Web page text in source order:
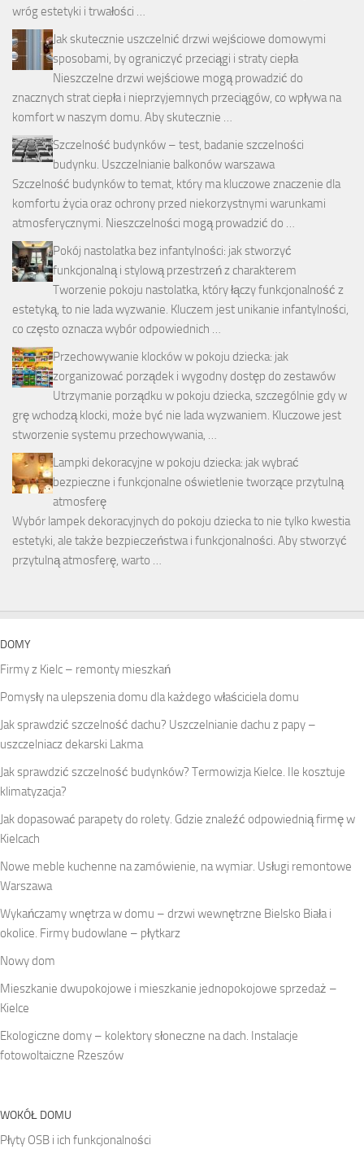
wróg estetyki i trwałości …
Jak skutecznie uszczelnić drzwi wejściowe domowymi
sposobami, by ograniczyć przeciągi i straty ciepła
Nieszczelne drzwi wejściowe mogą prowadzić do
znacznych strat ciepła i nieprzyjemnych przeciągów, co wpływa na
komfort w naszym domu. Aby skutecznie …
Szczelność budynków – test, badanie szczelności
budynku. Uszczelnianie balkonów warszawa
Szczelność budynków to temat, który ma kluczowe znaczenie dla
komfortu życia oraz ochrony przed niekorzystnymi warunkami
atmosferycznymi. Nieszczelności mogą prowadzić do …
Pokój nastolatka bez infantylności: jak stworzyć
funkcjonalną i stylową przestrzeń z charakterem
Tworzenie pokoju nastolatka, który łączy funkcjonalność z
estetyką, to nie lada wyzwanie. Kluczem jest unikanie infantylności,
co często oznacza wybór odpowiednich …
Przechowywanie klocków w pokoju dziecka: jak
zorganizować porządek i wygodny dostęp do zestawów
Utrzymanie porządku w pokoju dziecka, szczególnie gdy w
grę wchodzą klocki, może być nie lada wyzwaniem. Kluczowe jest
stworzenie systemu przechowywania, …
Lampki dekoracyjne w pokoju dziecka: jak wybrać
bezpieczne i funkcjonalne oświetlenie tworzące przytulną
atmosferę
Wybór lampek dekoracyjnych do pokoju dziecka to nie tylko kwestia
estetyki, ale także bezpieczeństwa i funkcjonalności. Aby stworzyć
przytulną atmosferę, warto …
DOMY
Firmy z Kielc – remonty mieszkań
Pomysły na ulepszenia domu dla każdego właściciela domu
Jak sprawdzić szczelność dachu? Uszczelnianie dachu z papy –
uszczelniacz dekarski Lakma
Jak sprawdzić szczelność budynków? Termowizja Kielce. Ile kosztuje
klimatyzacja?
Jak dopasować parapety do rolety. Gdzie znaleźć odpowiednią firmę w
Kielcach
Nowe meble kuchenne na zamówienie, na wymiar. Usługi remontowe
Warszawa
Wykańczamy wnętrza w domu – drzwi wewnętrzne Bielsko Biała i
okolice. Firmy budowlane – płytkarz
Nowy dom
Mieszkanie dwupokojowe i mieszkanie jednopokojowe sprzedaż –
Kielce
Ekologiczne domy – kolektory słoneczne na dach. Instalacje
fotowoltaiczne Rzeszów
WOKÓŁ DOMU
Płyty OSB i ich funkcjonalności